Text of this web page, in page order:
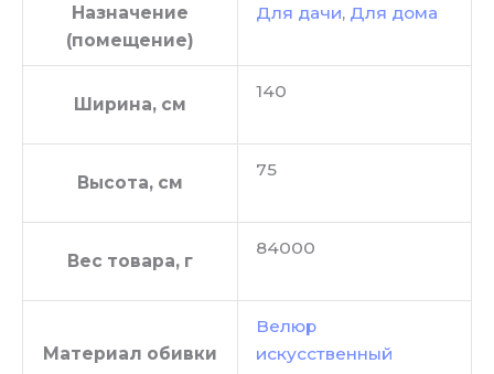
Назначение
(помещение)
Для дачи, Для дома
Ширина, см
140
Высота, см
75
Вес товара, г
84000
Материал обивки
Велюр
искусственный